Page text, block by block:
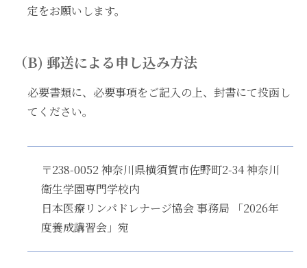
定をお願いします。
（B) 郵送による申し込み方法
必要書類に、必要事項をご記入の上、封書にて投函し
てください。
〒238-0052 神奈川県横須賀市佐野町2-34 神奈川
衛生学園専門学校内
日本医療リンパドレナージ協会 事務局 「2026年
度養成講習会」宛